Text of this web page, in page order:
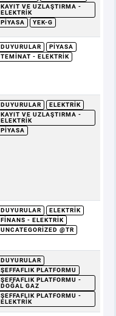
KAYIT VE UZLAŞTIRMA -
ELEKTRIK
PIYASA
YEK-G
DUYURULAR
PIYASA
TEMINAT - ELEKTRIK
DUYURULAR
ELEKTRIK
KAYIT VE UZLAŞTIRMA -
ELEKTRIK
PIYASA
DUYURULAR
ELEKTRIK
FINANS - ELEKTRIK
UNCATEGORIZED @TR
DUYURULAR
ŞEFFAFLIK PLATFORMU
ŞEFFAFLIK PLATFORMU -
DOĞAL GAZ
ŞEFFAFLIK PLATFORMU -
ELEKTRIK